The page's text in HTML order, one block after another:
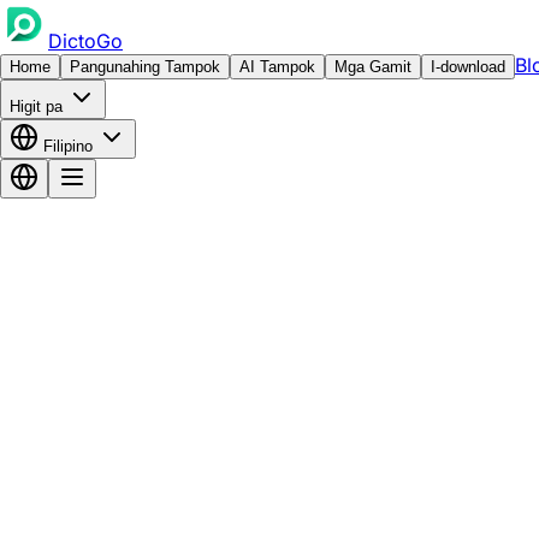
DictoGo
Home Pangunahing Tampok AI Tampok Mga Gamit I-download
Higit pa
Filipino